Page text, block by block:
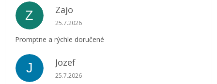
Z Zajo
Hodnotenie obchodu je 5 z 5 hviezdičiek.
25.7.2026
Promptne a rýchle doručené
J Jozef
Hodnotenie obchodu je 5 z 5 hviezdičiek.
25.7.2026